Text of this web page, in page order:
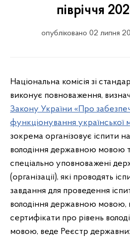
півріччя
опубліковано 02 липня
Національна комісія зі
виконує повноваження,
Закону України «Про
функціонування української
зокрема організовує іспити
володіння державною мовою
спеціально уповноважені
(організації), які проводять
завдання для проведення
володіння державною мовою,
сертифікати про рівень
мовою, веде Реєстр